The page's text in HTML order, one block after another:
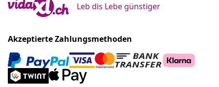
Leb dis Lebe günstiger
Akzeptierte Zahlungsmethoden